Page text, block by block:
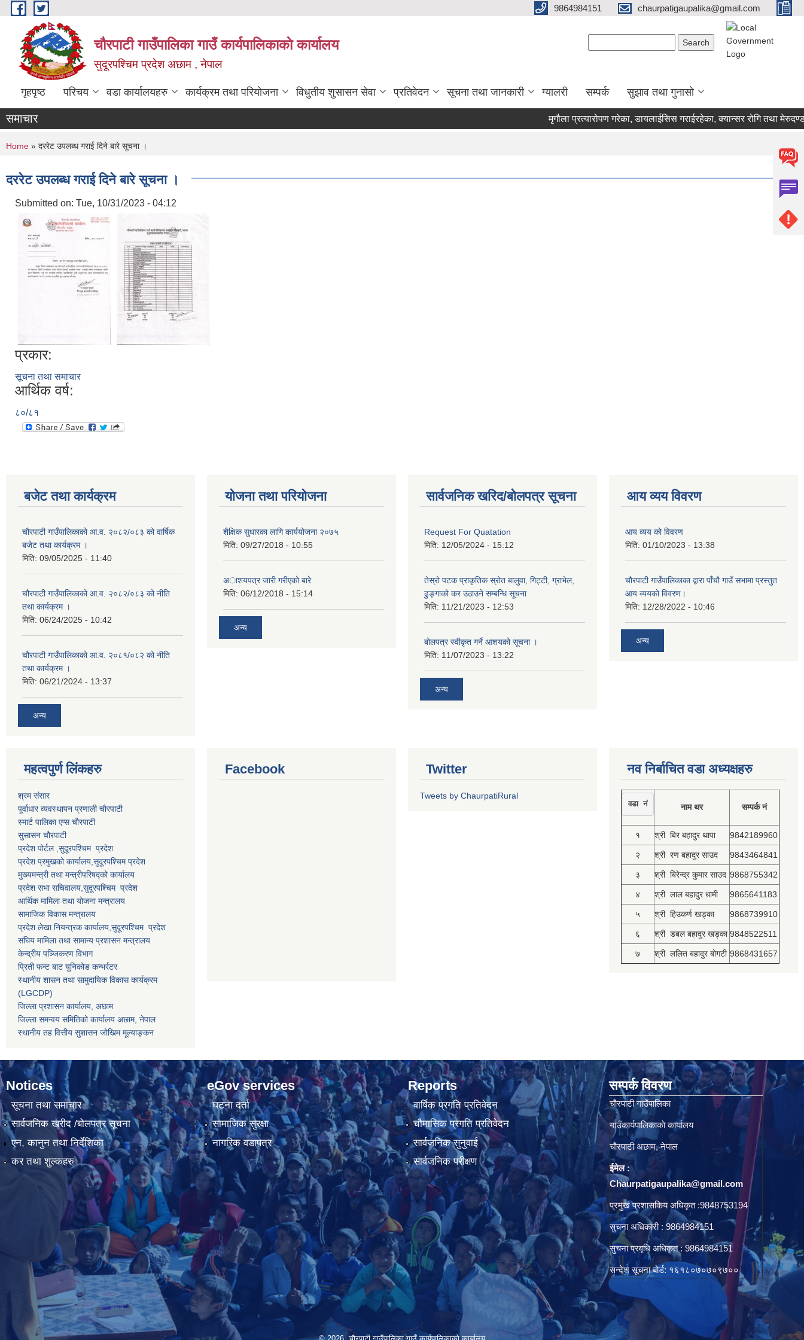
Skip to main content 9864984151 chaurpatigaupalika@gmail.com
चौरपाटी गाउँपालिका गाउँ कार्यपालिकाकाे कार्यालय
सुदूरपश्चिम प्रदेश अछाम , नेपाल
गृहपृष्ठ परिचय वडा कार्यालयहरु कार्यक्रम तथा परियोजना विधुतीय शुसासन सेवा प्रतिवेदन सूचना तथा जानकारी ग्यालरी सम्पर्क सुझाव तथा गुनासो
समाचार मृगौला प्रत्यारोपण गरेका, डायलाईसिस गराईरहेका, क्यान्सर रोगि तथा
You are here
Home » दररेट उपलब्ध गराई दिने बारे सूचना ।
दररेट उपलब्ध गराई दिने बारे सूचना ।
Submitted on: Tue, 10/31/2023 - 04:12
प्रकार:
सूचना तथा समाचार
आर्थिक वर्ष:
८०/८१
बजेट तथा कार्यक्रम
चौरपाटी गाउँपालिकाको आ.व. २०८२/०८३ को वार्षिक
बजेट तथा कार्यक्रम ।
मिति: 09/05/2025 - 11:40
चौरपाटी गाउँपालिकाको आ.व. २०८२/०८३ को नीति
तथा कार्यक्रम ।
मिति: 06/24/2025 - 10:42
चौरपाटी गाउँपालिकाको आ.व. २०८१/०८२ को नीति
तथा कार्यक्रम ।
मिति: 06/21/2024 - 13:37
अन्य
योजना तथा परियोजना
शैक्षिक सुधारका लागि कार्ययोजना २०७५
मिति: 09/27/2018 - 10:55
अाशयपत्र जारी गरीएकाे बारे
मिति: 06/12/2018 - 15:14
अन्य
सार्वजनिक खरिद/बोलपत्र सूचना
Request For Quatation
मिति: 12/05/2024 - 15:12
तेस्रो पटक प्राकृतिक स्रोत बालुवा, गिट्टी, ग्राभेल,
ढुङ्गाको कर उठाउने सम्बन्धि सूचना
मिति: 11/21/2023 - 12:53
बोलपत्र स्वीकृत गर्ने आशयको सूचना ।
मिति: 11/07/2023 - 13:22
अन्य
आय व्यय विवरण
आय व्यय को विवरण
मिति: 01/10/2023 - 13:38
चाैरपाटी गाउँपालिकाका द्वारा पाँचाै गाउँ सभामा प्रस्तुत
आय व्ययकाे विवरण।
मिति: 12/28/2022 - 10:46
अन्य
महत्वपुर्ण लि‌ंकहरु
श्रम संसार
पूर्वाधार व्यवस्थापन प्रणाली चाैरपाटी
स्मार्ट पालिका एप्स चाैरपाटी
सुसासन चाैरपाटी
प्रदेश पोर्टल ,सुदूरपश्चिम प्रदेश
प्रदेश प्रमुखको कार्यालय, सुदूरपश्चिमप्रदेश
मुख्यमन्त्री तथा मन्त्रीपरिषद्को कार्यालय
प्रदेश सभा सचिवालय, सुदूरपश्चिम प्रदेश
आर्थिक मामिला तथा योजना मन्त्रालय
सामाजिक विकास मन्त्रालय
प्रदेश लेखा नियन्त्रक कार्यालय, सुदूरपश्चिम प्रदेश
संघिय मामिला तथा सामान्य प्रशासन मन्त्रालय
केन्द्रीय पञ्जिकरण विभाग
प्रिती फन्ट बाट युनिकोड कन्भर्रटर
स्थानीय शासन तथा सामुदायिक विकास कार्यक्रम
(LGCDP)
जिल्ला प्रशासन कार्यालय, अछाम
जिल्ला समन्वय समितिको कार्यालय अछाम, नेपाल
स्थानीय तह वित्तीय सुशासन जोखिम मूल्याङ्कन
Facebook Twitter
Tweets by ChaurpatiRural
नव निर्बाचित वडा अध्यक्षहरु
वडा नं नाम थर सम्पर्क नं
१ श्री बिर बहादुर थापा 9842189960
२ श्री रण बहादुर साउद 9843464841
३ श्री बिरेन्द्र कुमार साउद 9868755342
४ श्री लाल बहादुर धामी 9865641183
५ श्री हिउकर्ण खड्का 9868739910
६ श्री डबल बहादुर खड्का 9848522511
७ श्री ललित बहादुर बोगटी 9868431657
Notices
सूचना तथा समाचार
सार्वजनिक खरीद /बोलपत्र सूचना
एन, कानुन तथा निर्देशिका
कर तथा शुल्कहरु
eGov services
घटना दर्ता
सामाजिक सुरक्षा
नागरिक वडापत्र
Reports
वार्षिक प्रगति प्रतिवेदन
चौमासिक प्रगति प्रतिवेदन
सार्वजनिक सुनुवाई
सार्वजनिक परीक्षण
सम्पर्क विवरण
चाैरपाटी गाउँपालिका
गाउँकार्यपालिकाकाे कार्यालय
चाैरपाटी अछाम, नेपाल
ईमेल :
Chaurpatigaupalika@gmail.com
प्रमुख प्रशासकिय अधिकृत :9848753194
सुचना अधिकारी : 9864984151
सुचना प्रवृधि अधिकृत : 9864984151
सन्देश सूचना बोर्ड: १६१८०७०७०९७००
© 2026 चौरपाटी गाउँपालिका गाउँ कार्यपालिकाकाे कार्यालय